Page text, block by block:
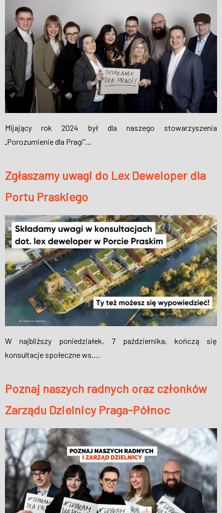
Mijający rok 2024 był dla naszego stowarzyszenia
„Porozumienie dla Pragi”…
Zgłaszamy uwagi do Lex Deweloper dla
Portu Praskiego
W najbliższy poniedziałek, 7 października, kończą się
konsultacje społeczne ws….
Poznaj naszych radnych oraz członków
Zarządu Dzielnicy Praga-Północ